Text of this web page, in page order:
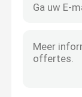
Metalen
Schroot